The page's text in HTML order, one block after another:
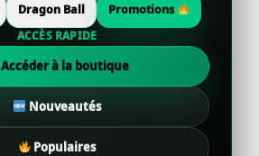
Dragon Ball
Promotions
ACCÈS RAPIDE
Accéder à la boutique
Nouveautés
Populaires